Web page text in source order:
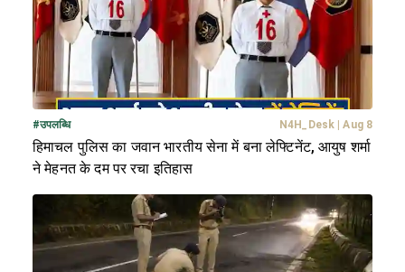
#उपलब्धि N4H_Desk | Aug 8
हिमाचल पुलिस का जवान भारतीय सेना में बना लेफ्टिनेंट, आयुष शर्मा
ने मेहनत के दम पर रचा इतिहास